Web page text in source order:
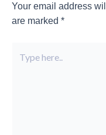
Your email address
are marked *
here..